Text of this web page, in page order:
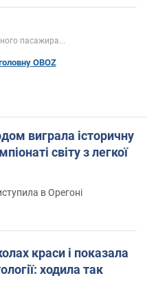
пасажира...
OBOZ
виграла історичну
світу з легкої
в Орегоні
краси і показала
ходила так